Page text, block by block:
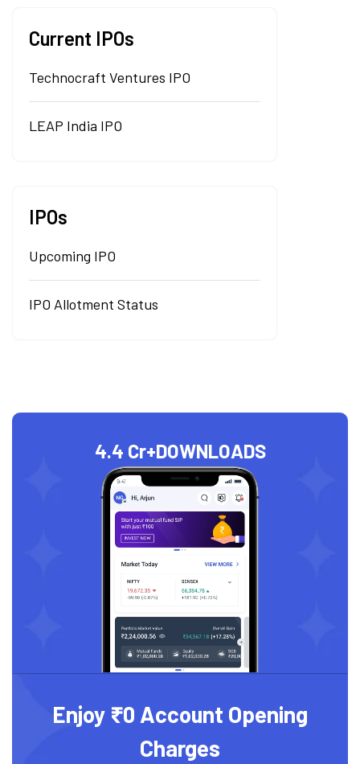
Current IPOs
Technocraft Ventures IPO
LEAP India IPO
IPOs
Upcoming IPO
IPO Allotment Status
4.4 Cr+DOWNLOADS
Enjoy ₹0 Account Opening
Charges